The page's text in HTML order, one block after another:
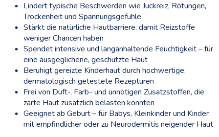
Lindert typische Beschwerden wie Juckreiz, Rötungen,
Trockenheit und Spannungsgefühle
Stärkt die natürliche Hautbarriere, damit Reizstoffe
weniger Chancen haben
Spendet intensive und langanhaltende Feuchtigkeit – für
eine ausgeglichene, geschützte Haut
Beruhigt gereizte Kinderhaut durch hochwertige,
dermatologisch getestete Rezepturen
Frei von Duft-, Farb- und unnötigen Zusatzstoffen, die
zarte Haut zusätzlich belasten könnten
Geeignet ab Geburt – für Babys, Kleinkinder und Kinder
mit empfindlicher oder zu Neurodermitis neigender Haut